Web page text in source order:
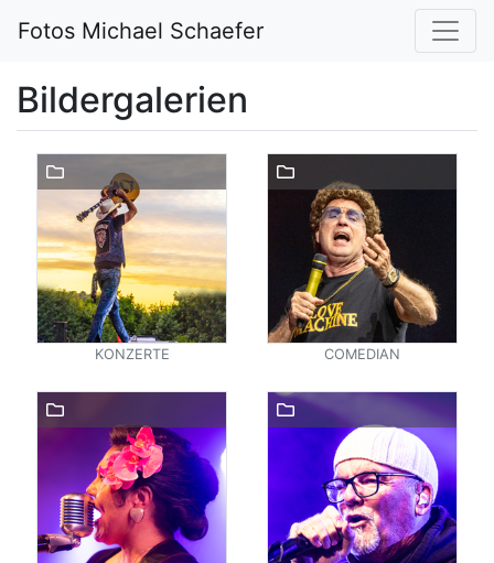
Fotos Michael Schaefer
Bildergalerien
KONZERTE COMEDIAN